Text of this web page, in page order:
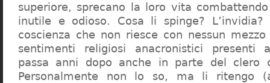
superiore, sprecano la loro vita
inutile e odioso. Cosa li spinge?
coscienza che non riesce con nessun
sentimenti religiosi anacronistici presenti
passa anni dopo anche in parte del clero
Personalmente non lo so, ma li ritengo